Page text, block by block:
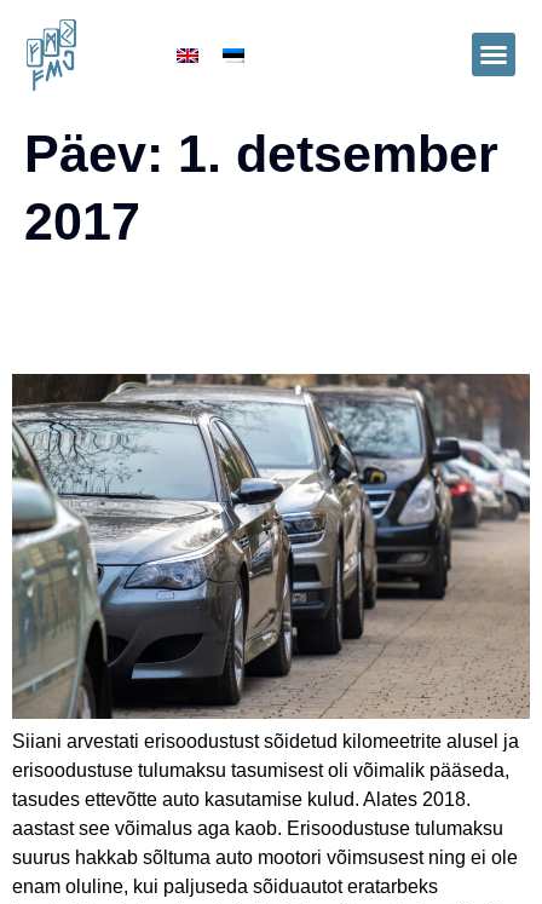
Päev: 1. detsember
2017
Siiani arvestati erisoodustust sõidetud kilomeetrite alusel ja
erisoodustuse tulumaksu tasumisest oli võimalik pääseda,
tasudes ettevõtte auto kasutamise kulud. Alates 2018.
aastast see võimalus aga kaob. Erisoodustuse tulumaksu
suurus hakkab sõltuma auto mootori võimsusest ning ei ole
enam oluline, kui paljuseda sõiduautot eratarbeks